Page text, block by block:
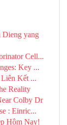
Dieng yang
Cell...
Key ...
Kết ...
Reality
Colby Dr
: Einric...
Hôm Nay!